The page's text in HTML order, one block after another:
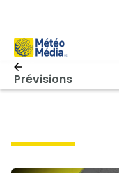
Prévisions